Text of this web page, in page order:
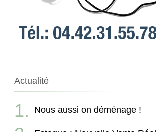
Actualité
Nous aussi on déménage !